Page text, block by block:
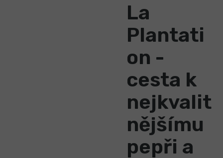
La
Plantati
on -
cesta k
nejkvalit
nějšímu
pepři a